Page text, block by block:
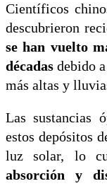
Científicos
descubrieron
se han vuelto
décadas debido
más altas y
Las sustancias
estos depósitos
luz solar, lo
absorción y